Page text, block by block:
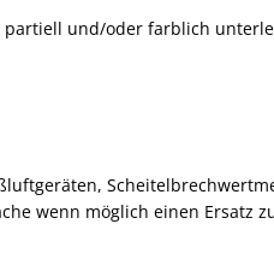
partiell und/oder farblich
wenn möglich einen Ersatz